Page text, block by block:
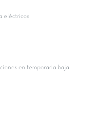
eléctricos
en temporada baja